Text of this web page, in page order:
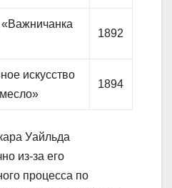
1892
искусство
1894
Уайльда
из-за его
процесса по